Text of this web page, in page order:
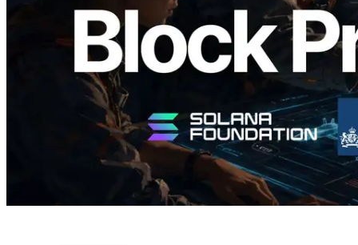
Bu makaleyi oku
Daha fazla yükle